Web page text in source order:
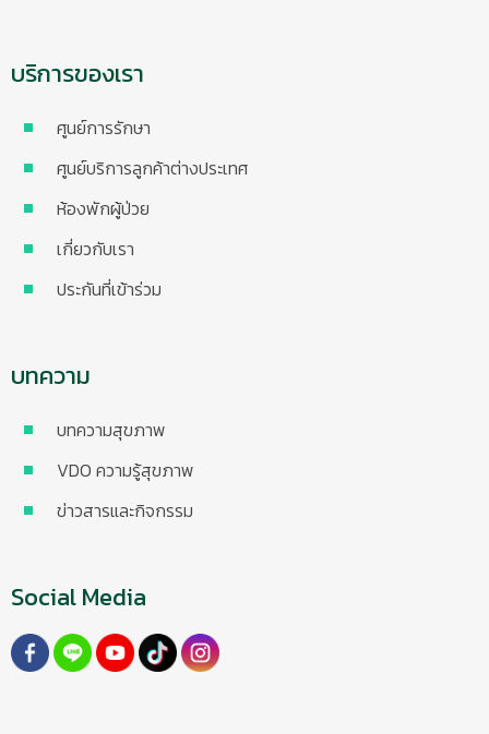
บริการของเรา
ศูนย์การรักษา
ศูนย์บริการลูกค้าต่างประเทศ
ห้องพักผู้ป่วย
เกี่ยวกับเรา
ประกันที่เข้าร่วม
บทความ
บทความสุขภาพ
VDO ความรู้สุขภาพ
ข่าวสารและกิจกรรม
Social Media